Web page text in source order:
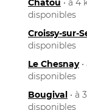
Chatou • à 4
disponibles
Croissy-sur-
disponibles
Le Chesnay•
disponibles
Bougival • à
disponibles